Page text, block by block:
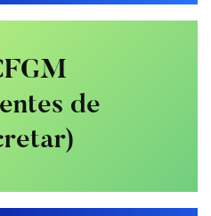
de